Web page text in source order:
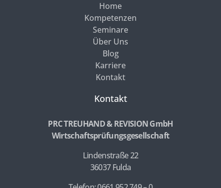
Home
Kompetenzen
Seminare
Über Uns
Blog
Karriere
Kontakt
Kontakt
PRC TREUHAND & REVISION GmbH
Wirtschaftsprüfungsgesellschaft
Lindenstraße 22
36037 Fulda